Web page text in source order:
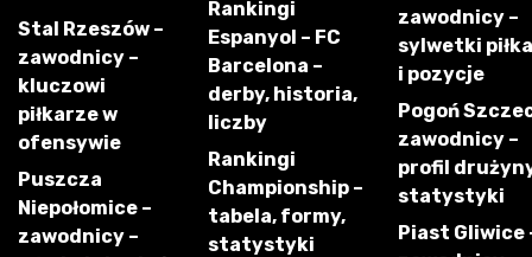
Stal Rzeszów –
zawodnicy –
kluczowi
piłkarze w
ofensywie
Puszcza
Niepołomice –
zawodnicy –
Rankingi
Espanyol – FC
Barcelona –
derby, historia,
liczby
Rankingi
Championship –
tabela, formy,
statystyki
zawodnicy –
sylwetki
i pozycje
Pogoń
zawodnicy –
profil
statystyki
Piast Gliwice